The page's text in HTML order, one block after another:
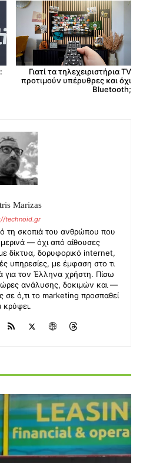
Γιατί τα τηλεχειριστήρια TV
προτιμούν υπέρυθρες και όχι
Bluetooth;
Marizas
technoid.gr
τη σκοπιά του ανθρώπου που
— όχι από αίθουσες
δίκτυα, δορυφορικό internet,
υπηρεσίες, με έμφαση στο τι
για τον Έλληνα χρήστη. Πίσω
ανάλυσης, δοκιμών και —
σε ό,τι το marketing προσπαθεί
κρύψει.